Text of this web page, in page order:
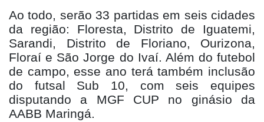
Ao todo, serão 33 partidas em seis cidades
da região: Floresta, Distrito de Iguatemi,
Sarandi, Distrito de Floriano, Ourizona,
Floraí e São Jorge do Ivaí. Além do futebol
de campo, esse ano terá também inclusão
do futsal Sub 10, com seis equipes
disputando a MGF CUP no ginásio da
AABB Maringá.